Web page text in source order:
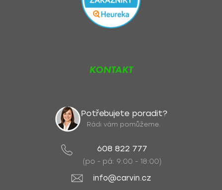
KONTAKT
Potřebujete poradit?
Rádi vám pomůžeme.
608 822 777
(po - pá: 9:00 - 18:00)
info@carvin.cz